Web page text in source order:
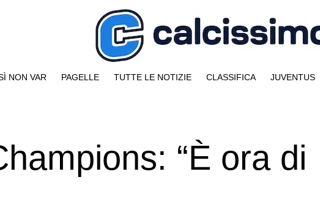
NON VAR PAGELLE TUTTE LE NOTIZIE CLASSIFICA JUVENTUS
“È ora di